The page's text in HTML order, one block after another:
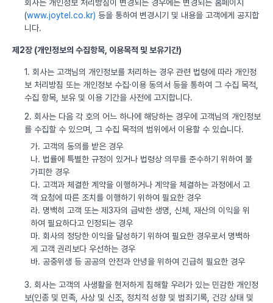
회사는 개인정보 처리방침이 변경되는 경우에는 변경되는 홈페이지
(www.joytel.co.kr) 등을 통하여 변경시기 및 내용을 고객에게 공지합
니다.
제2장 (개인정보의 수집항목, 이용목적 및 보유기간)
1. 회사는 고객님의 개인정보를 처리하는 경우 관련 법령에 따라 개인정
보 처리방침 또는 개인정보 수집·이용 동의서 등을 통하여 그 수집 목적,
수집 항목, 보유 및 이용 기간을 사전에 고지합니다.
2. 회사는 다음 각 호의 어느 하나에 해당하는 경우에 고객님의 개인정보
를 수집할 수 있으며, 그 수집 목적의 범위에서 이용할 수 있습니다.
가. 고객의 동의를 받은 경우
나. 법률에 특별한 규정이 있거나 법령상 의무를 준수하기 위하여 불
가피한 경우
다. 고객과 체결한 계약을 이행하거나 계약을 체결하는 과정에서 고
객 요청에 따른 조치를 이행하기 위하여 필요한 경우
라. 명백히 고객 또는 제3자의 급박한 생명, 신체, 재산의 이익을 위
하여 필요하다고 인정되는 경우
마. 회사의 정당한 이익을 달성하기 위하여 필요한 경우로서 명백하
게 고객 권리보다 우선하는 경우
바. 공중위생 등 공공의 안전과 안녕을 위하여 긴급히 필요한 경우
3. 회사는 고객의 사생활을 현저하게 침해할 우려가 있는 민감한 개인정
보(인종 및 민족, 사상 및 신조, 정치적 성향 및 범죄기록, 건강 상태 및